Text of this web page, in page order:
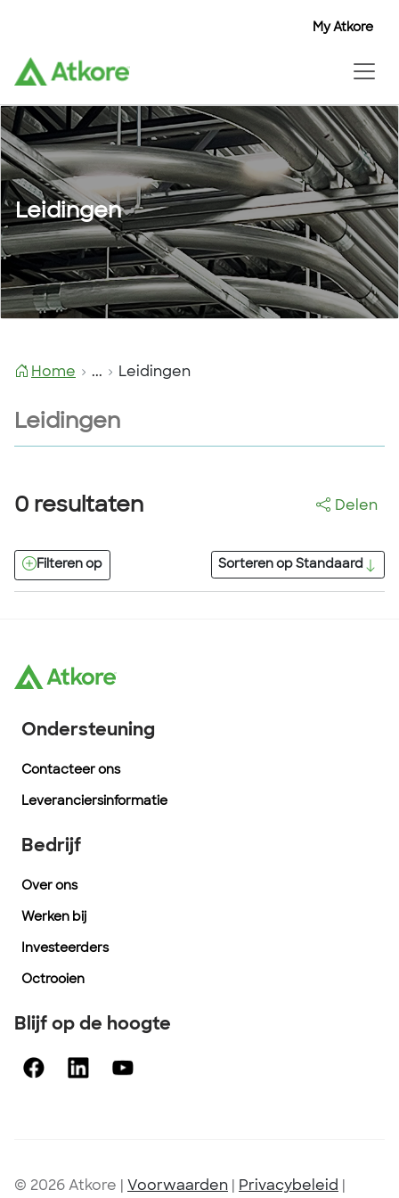
My Atkore
Leidingen
Home ... Leidingen
Leidingen
0 resultaten Delen
Filteren op Sorteren op Standaard
Ondersteuning
Contacteer ons
Leveranciersinformatie
Bedrijf
Over ons
Werken bij
Investeerders
Octrooien
Blijf op de hoogte
© 2026 Atkore Voorwaarden Privacybeleid